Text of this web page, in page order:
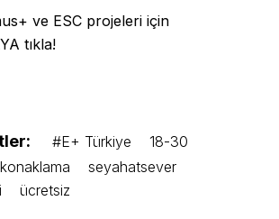
ve ESC projeleri için
tıkla!
#E+ Türkiye
18-30
konaklama
seyahatsever
ücretsiz